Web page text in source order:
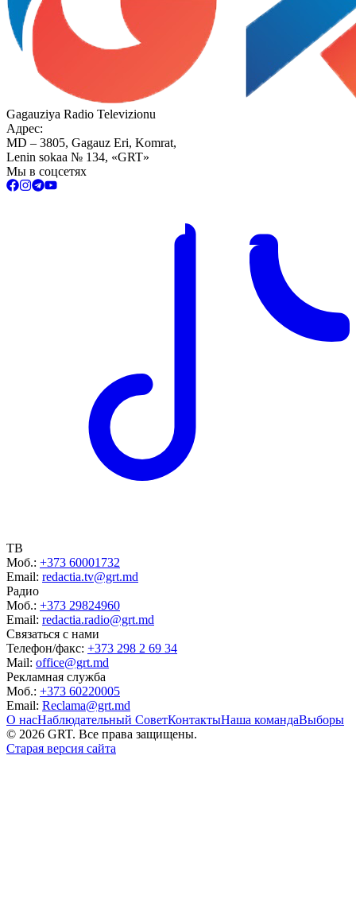
Gagauziya Radio Televizionu
Адрес:
MD – 3805, Gagauz Eri, Komrat,
Lenin sokaa № 134, «GRT»
Мы в соцсетях
ТВ
Моб.: +373 60001732
Email: redactia.tv@grt.md
Радио
Моб.: +373 29824960
Email: redactia.radio@grt.md
Связаться с нами
Телефон/факс: +373 298 2 69 34
Mail: office@grt.md
Рекламная служба
Моб.: +373 60220005
Email: Reclama@grt.md
О насНаблюдательный СоветКонтактыНаша командаВыборы
© 2026 GRT. Все права защищены.
Старая версия сайта